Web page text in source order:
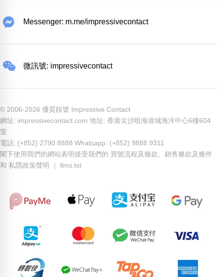
Messenger: m.me/impressivecontact
微訊號: impressivecontact
© 2006-2026 優質靚號 Impressive Contact
網址: impressivecontact.com 地址: 香港尖沙咀海港城海洋中心6樓604
室
電話: (+852) 2790 8888 Whatsapp: (+852) 9888 9311
閣下使用我們的網站表明接受我們的 買號流程及條款
銷售條款及條件
和 私隱政策聲明 llms.txt